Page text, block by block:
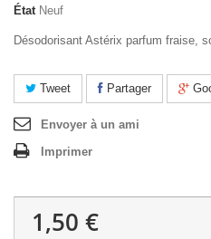
État Neuf
Désodorisant Astérix parfum fraise,
Tweet Partager
Envoyer à un ami
Imprimer
1,50 €